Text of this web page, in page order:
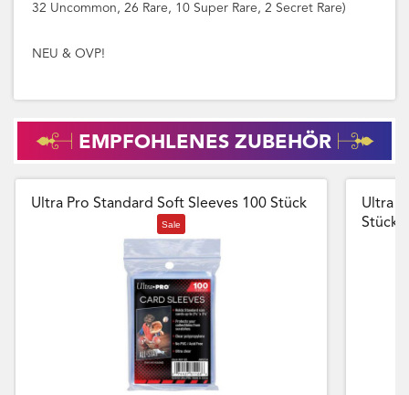
32 Uncommon, 26 Rare, 10 Super Rare, 2 Secret Rare)
NEU & OVP!
EMPFOHLENES ZUBEHÖR
Ultra Pro Standard Soft Sleeves 100 Stück
Sale
Ultra
Stück